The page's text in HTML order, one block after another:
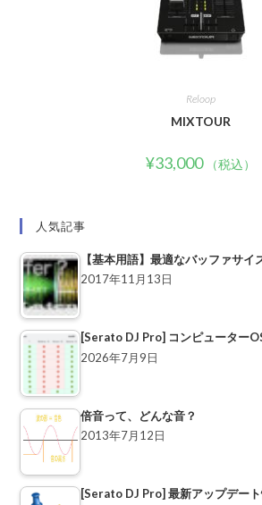
Reloop
MIXTOUR
¥33,000 （税込）
人気記事
【基本用語】最適なバッファサイ
2017年11月13日
[Serato DJ Pro] コンピューター
2026年7月9日
倍音って、どんな音？
2013年7月12日
[Serato DJ Pro] 最新アップデー